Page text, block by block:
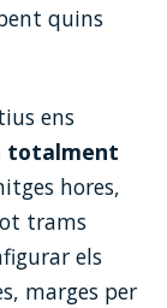
quins
ens
totalment
hores,
trams
els
marges per